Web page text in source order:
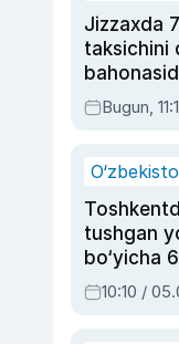
Jizzaxda
taksichini
olib borib
20 yilga
Bugun,
tushgan
bo‘yicha
hukmi
10:10 /